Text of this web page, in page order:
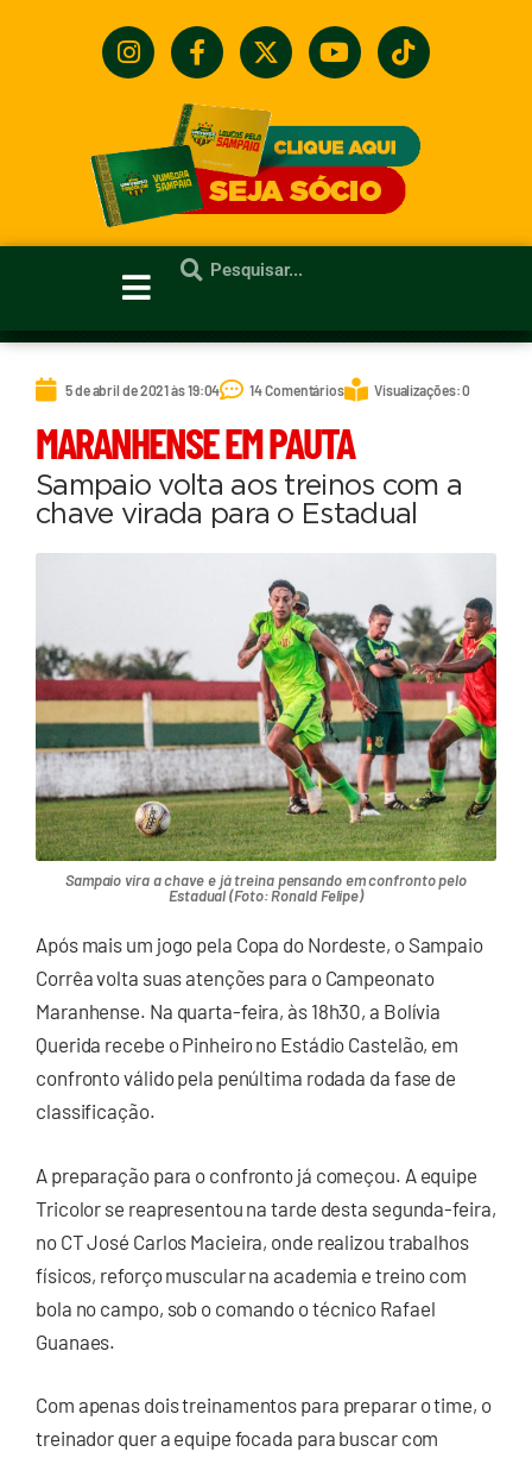
5 de abril de 2021 às 19:04 14 Comentários Visualizações: 0
MARANHENSE EM PAUTA
Sampaio volta aos treinos com a
chave virada para o Estadual
Sampaio vira a chave e já treina pensando em confronto pelo
Estadual (Foto: Ronald Felipe)
Após mais um jogo pela Copa do Nordeste, o Sampaio
Corrêa volta suas atenções para o Campeonato
Maranhense. Na quarta-feira, às 18h30, a Bolívia
Querida recebe o Pinheiro no Estádio Castelão, em
confronto válido pela penúltima rodada da fase de
classificação.
A preparação para o confronto já começou. A equipe
Tricolor se reapresentou na tarde desta segunda-feira,
no CT José Carlos Macieira, onde realizou trabalhos
físicos, reforço muscular na academia e treino com
bola no campo, sob o comando o técnico Rafael
Guanaes.
Com apenas dois treinamentos para preparar o time, o
treinador quer a equipe focada para buscar com